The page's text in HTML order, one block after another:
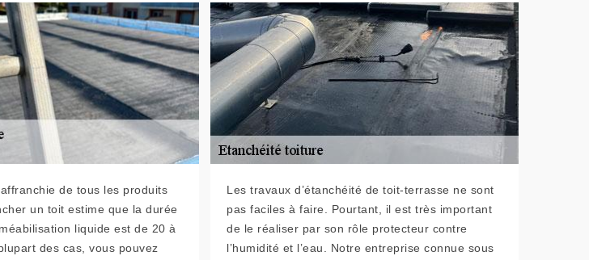
de tous les produits
un toit estime que la durée
liquide est de 20 à
des cas, vous pouvez
Les travaux d’étanchéité de toit-terrasse ne sont
pas faciles à faire. Pourtant, il est très important
de le réaliser par son rôle protecteur contre
l’humidité et l’eau. Notre entreprise connue sous